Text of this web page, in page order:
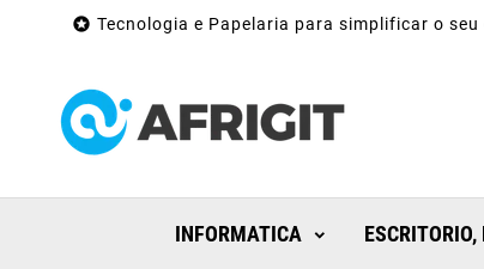
 Tecnologia e Papelaria para simplificar o seu
INFORMATICA